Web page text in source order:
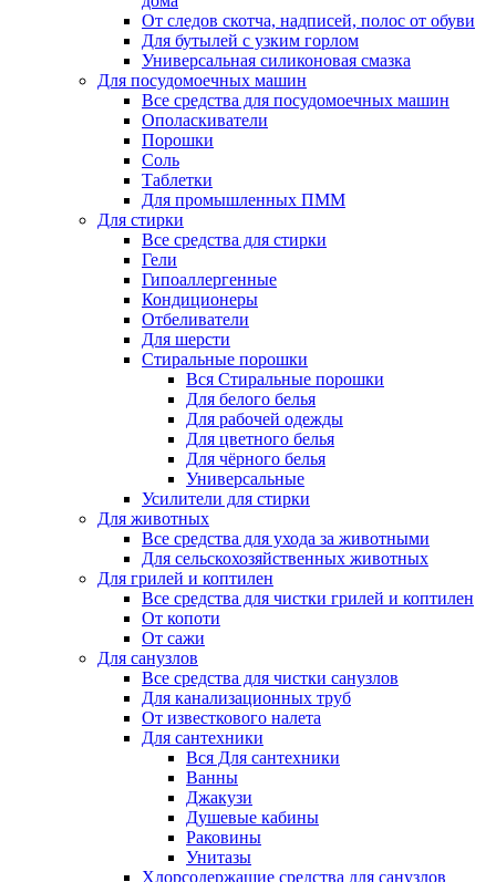
От следов скотча, надписей, полос от обуви
Для бутылей с узким горлом
Универсальная силиконовая смазка
Для посудомоечных машин
Все средства для посудомоечных машин
Ополаскиватели
Порошки
Соль
Таблетки
Для промышленных ПММ
Для стирки
Все средства для стирки
Гели
Гипоаллергенные
Кондиционеры
Отбеливатели
Для шерсти
Стиральные порошки
Вся Стиральные порошки
Для белого белья
Для рабочей одежды
Для цветного белья
Для чёрного белья
Универсальные
Усилители для стирки
Для животных
Все средства для ухода за животными
Для сельскохозяйственных животных
Для грилей и коптилен
Все средства для чистки грилей и коптилен
От копоти
От сажи
Для санузлов
Все средства для чистки санузлов
Для канализационных труб
От известкового налета
Для сантехники
Вся Для сантехники
Ванны
Джакузи
Душевые кабины
Раковины
Унитазы
Хлорсодержащие средства для санузлов